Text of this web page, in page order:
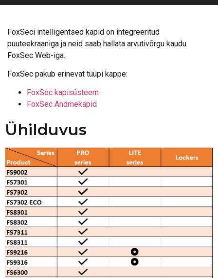
FoxSeci intelligentsed kapid on integreeritud
puuteekraaniga ja neid saab hallata arvutivõrgu kaudu
FoxSec Web-iga.
FoxSec pakub erinevat tüüpi kappe:
FoxSec kapisüsteem
FoxSec Andmekapid
Ühilduvus